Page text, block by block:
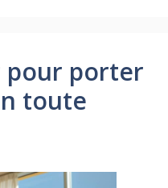
pour porter
toute